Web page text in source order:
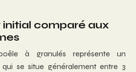
initial comparé aux
poêle à granulés représente un
qui se situe généralement entre 3